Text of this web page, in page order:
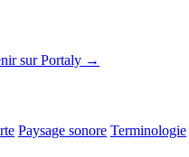
sur Portaly →
Paysage sonore Terminologie